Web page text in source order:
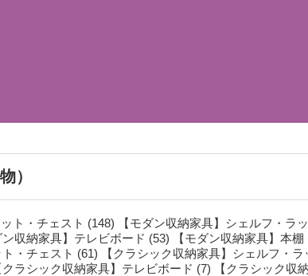
）
ト・チェスト (148) 【モダン収納家具】シェルフ・ラ
ン収納家具】テレビボード (53) 【モダン収納家具】本棚
・チェスト (61) 【クラシック収納家具】シェルフ・ラ
クラシック収納家具】テレビボード (7) 【クラシック収